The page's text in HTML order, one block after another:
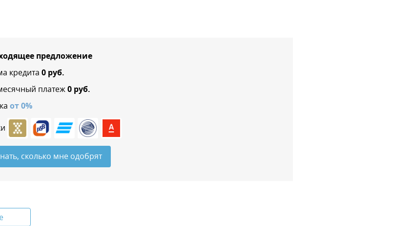
предложение
кредита 0 руб.
платеж 0 руб.
от0%
сколько мне одобрят